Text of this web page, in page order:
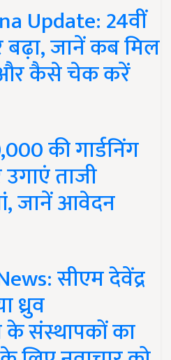
Update: 24वीं
बढ़ा, जानें कब मिल
कैसे चेक करें
की गार्डनिंग
ताजी
जानें आवेदन
सीएम देवेंद्र
ध्रुव
के संस्थापकों का